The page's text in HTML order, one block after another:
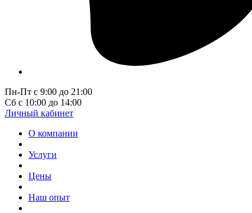
Пн-Пт с 9:00 до 21:00
Сб с 10:00 до 14:00
Личный кабинет
О компании
Услуги
Цены
Наш опыт